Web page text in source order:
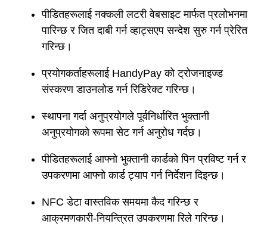
पीडितहरूलाई नक्कली लटरी वेबसाइट मार्फत प्रलोभनमा
पारिन्छ र जित दाबी गर्न व्हाट्सएप सन्देश सुरु गर्न प्रेरित
गरिन्छ।
प्रयोगकर्ताहरूलाई HandyPay को ट्रोजनाइज्ड
संस्करण डाउनलोड गर्न रिडिरेक्ट गरिन्छ।
स्थापना गर्दा अनुप्रयोगले पूर्वनिर्धारित भुक्तानी
अनुप्रयोगको रूपमा सेट गर्न अनुरोध गर्दछ।
पीडितहरूलाई आफ्नो भुक्तानी कार्डको पिन प्रविष्ट गर्न र
उपकरणमा आफ्नो कार्ड ट्याप गर्न निर्देशन दिइन्छ।
NFC डेटा वास्तविक समयमा कैद गरिन्छ र
आक्रमणकारी-नियन्त्रित उपकरणमा रिले गरिन्छ।